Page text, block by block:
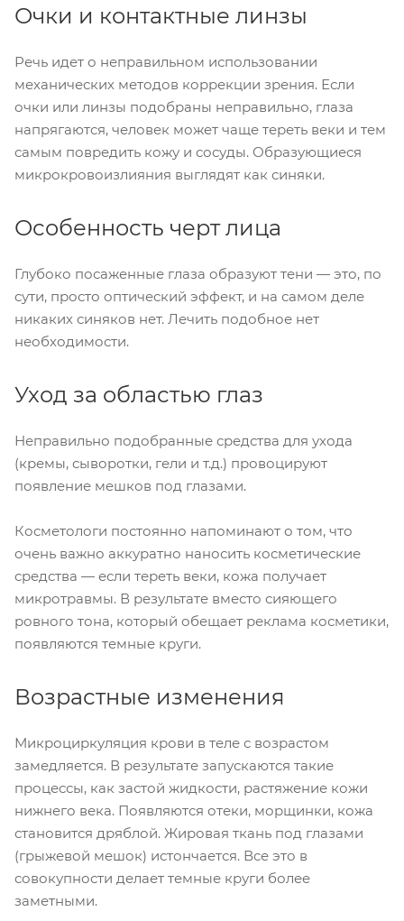
Очки и контактные линзы
Речь идет о неправильном использовании
механических методов коррекции зрения. Если
очки или линзы подобраны неправильно, глаза
напрягаются, человек может чаще тереть веки и тем
самым повредить кожу и сосуды. Образующиеся
микрокровоизлияния выглядят как синяки.
Особенность черт лица
Глубоко посаженные глаза образуют тени — это, по
сути, просто оптический эффект, и на самом деле
никаких синяков нет. Лечить подобное нет
необходимости.
Уход за областью глаз
Неправильно подобранные средства для ухода
(кремы, сыворотки, гели и т.д.) провоцируют
появление мешков под глазами.
Косметологи постоянно напоминают о том, что
очень важно аккуратно наносить косметические
средства — если тереть веки, кожа получает
микротравмы. В результате вместо сияющего
ровного тона, который обещает реклама косметики,
появляются темные круги.
Возрастные изменения
Микроциркуляция крови в теле с возрастом
замедляется. В результате запускаются такие
процессы, как застой жидкости, растяжение кожи
нижнего века. Появляются отеки, морщинки, кожа
становится дряблой. Жировая ткань под глазами
(грыжевой мешок) истончается. Все это в
совокупности делает темные круги более
заметными.